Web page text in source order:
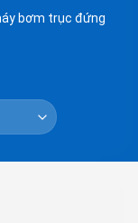
bơm trục đứng